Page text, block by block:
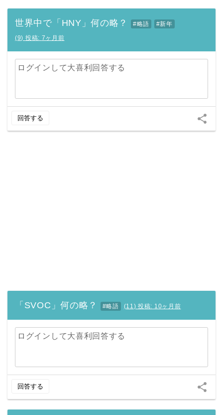
世界中で「HNY」何の略？ #略語
#新年
(9) 投稿: 7ヶ月前
ログインして大喜利回答する
回答する share
「SVOC」何の略？ #略語 (11)投稿: 10ヶ月前
ログインして大喜利回答する
回答する share